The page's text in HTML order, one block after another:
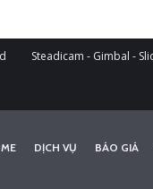
Steadicam - Gimbal -
DỊCH VỤ BÁO GIÁ